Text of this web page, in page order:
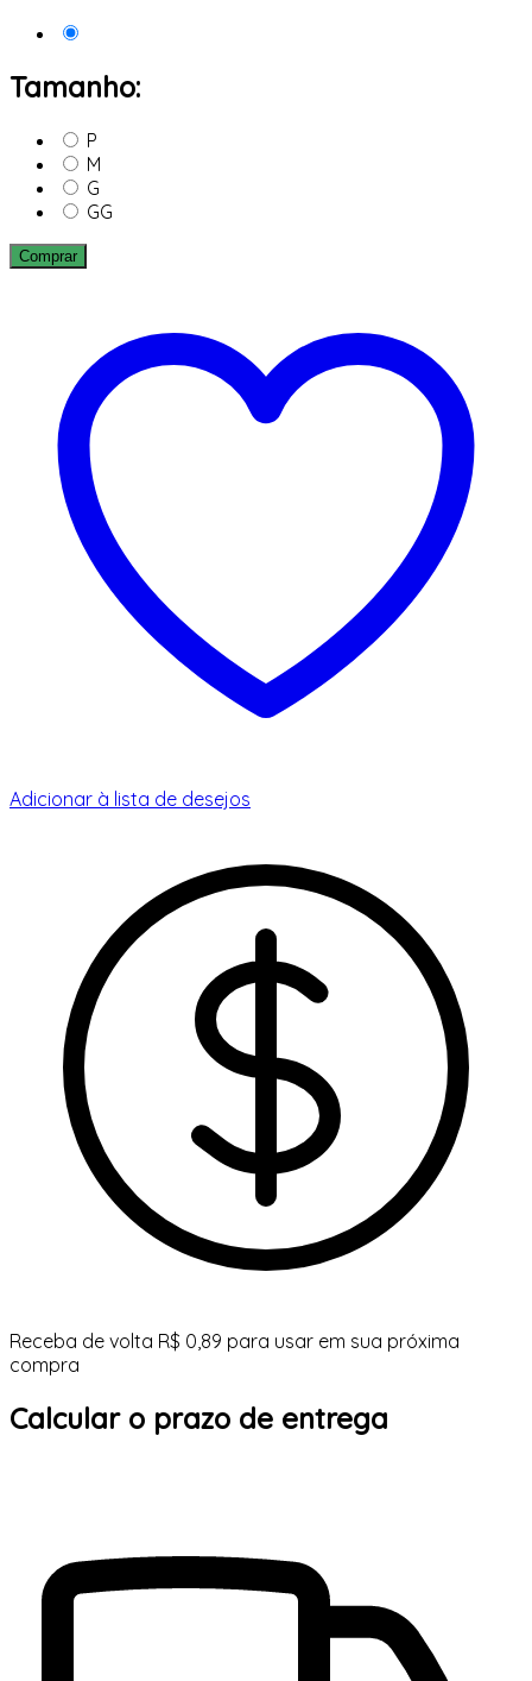
Tamanho:
P
M
G
GG
Comprar
Adicionar à lista de desejos
Receba de volta R$ 0,89 para usar em sua próxima
compra
Calcular o prazo de entrega